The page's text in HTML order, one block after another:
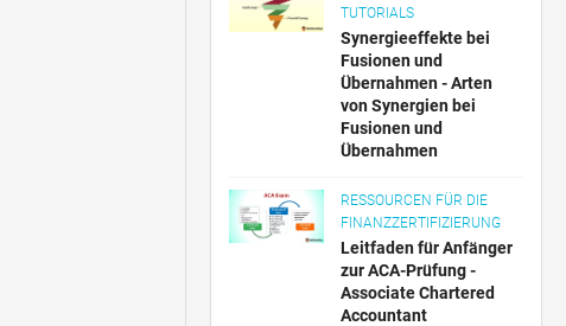
TUTORIALS
Synergieeffekte bei
Fusionen und
Übernahmen - Arten
von Synergien bei
Fusionen und
Übernahmen
RESSOURCEN FÜR DIE
FINANZZERTIFIZIERUNG
Leitfaden für Anfänger
zur ACA-Prüfung -
Associate Chartered
Accountant